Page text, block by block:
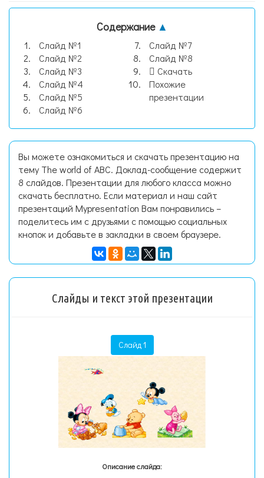
Содержание ▲
Слайд №1
Слайд №2
Слайд №3
Слайд №4
Слайд №5
Слайд №6
Слайд №7
Слайд №8
Скачать
Похожие
презентации
Вы можете ознакомиться и скачать презентацию на
тему The world of ABC. Доклад-сообщение содержит
8 слайдов. Презентации для любого класса можно
скачать бесплатно. Если материал и наш сайт
презентаций Mypresentation Вам понравились –
поделитесь им с друзьями с помощью социальных
кнопок и добавьте в закладки в своем браузере.
Слайды и текст этой презентации
Слайд 1
Описание слайда: